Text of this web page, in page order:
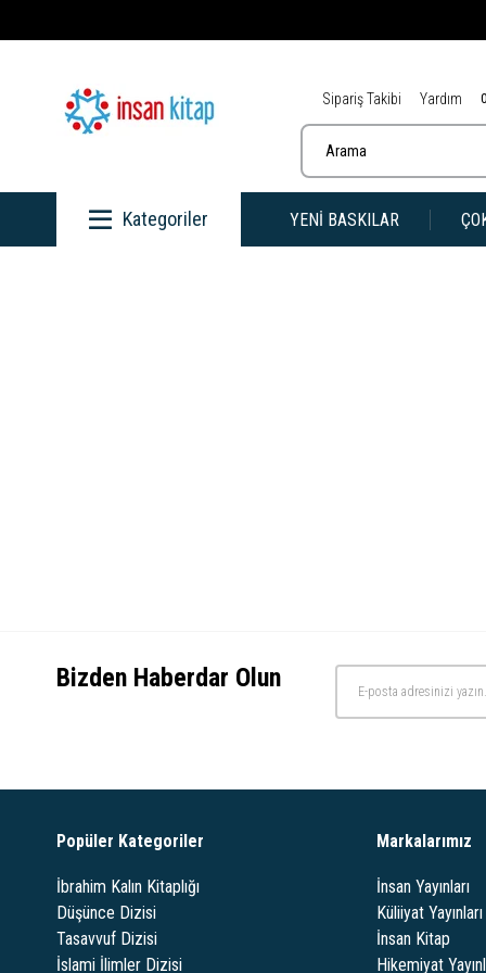
Sipariş Takibi Yardım
YENİ BASKILAR
Kategoriler
Bizden Haberdar Olun
Popüler Kategoriler
İbrahim Kalın Kitaplığı
Düşünce Dizisi
Tasavvuf Dizisi
İslami İlimler Dizisi
Markalarımız
İnsan Yayınları
Küliiyat Yayınları
İnsan Kitap
Hikemiyat